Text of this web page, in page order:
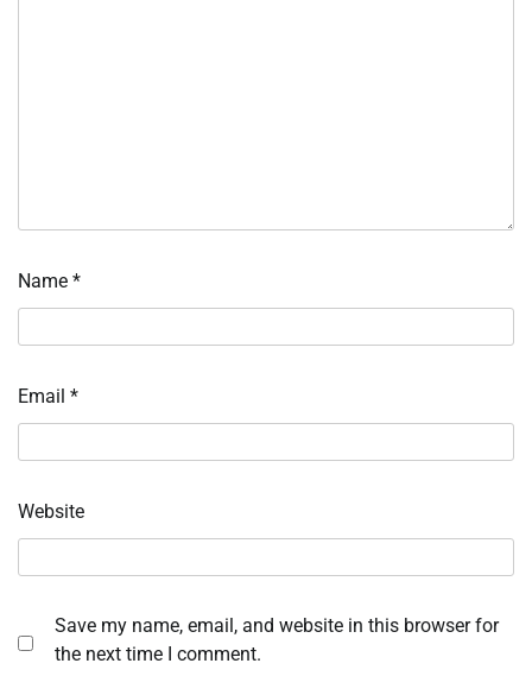
Name *
Email *
Website
Save my name, email, and website in this browser for
the next time I comment.